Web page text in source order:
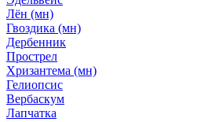
Лён (мн)
Гвоздика (мн)
Дербенник
Прострел
Хризантема (мн)
Гелиопсис
Вербаскум
Лапчатка